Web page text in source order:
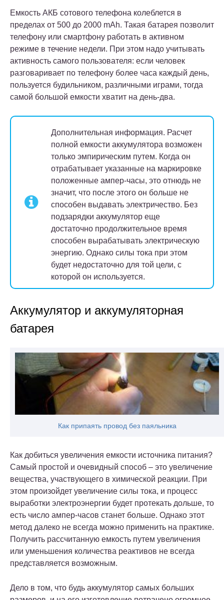
Емкость АКБ сотового телефона колеблется в
пределах от 500 до 2000 mAh. Такая батарея позволит
телефону или смартфону работать в активном
режиме в течение недели. При этом надо учитывать
активность самого пользователя: если человек
разговаривает по телефону более часа каждый день,
пользуется будильником, различными играми, тогда
самой большой емкости хватит на день-два.
Дополнительная информация. Расчет
полной емкости аккумулятора возможен
только эмпирическим путем. Когда он
отрабатывает указанные на маркировке
положенные ампер-часы, это отнюдь не
значит, что после этого он больше не
способен выдавать электричество. Без
подзарядки аккумулятор еще
достаточно продолжительное время
способен вырабатывать электрическую
энергию. Однако силы тока при этом
будет недостаточно для той цели, с
которой он используется.
Аккумулятор и аккумуляторная
батарея
Как припаять провод без паяльника
Как добиться увеличения емкости источника питания?
Самый простой и очевидный способ – это увеличение
вещества, участвующего в химической реакции. При
этом произойдет увеличение силы тока, и процесс
выработки электроэнергии будет протекать дольше, то
есть число ампер-часов станет больше. Однако этот
метод далеко не всегда можно применить на практике.
Получить рассчитанную емкость путем увеличения
или уменьшения количества реактивов не всегда
представляется возможным.
Дело в том, что будь аккумулятор самых больших